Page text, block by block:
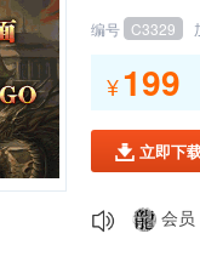
编号 C3329
¥199
 立即下
会员
会员
会员
会员
会